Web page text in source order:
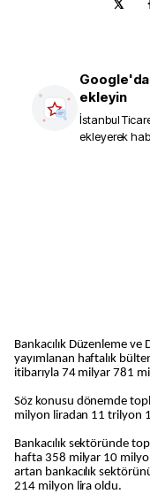
ekleyin
İstanbul
ekleyerek
Bankacılık Düzenleme
yayımlanan haftalık
itibarıyla 74 milyar 781
Söz konusu dönemde
milyon liradan 11 trilyon
Bankacılık sektöründe
hafta 358 milyar 10
artan bankacılık
214 milyon lira oldu.